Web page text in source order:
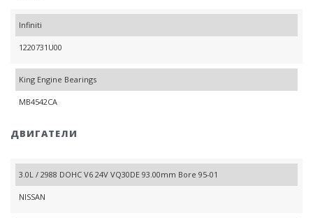
Infiniti
1220731U00
King Engine Bearings
MB4542CA
ДВИГАТЕЛИ
3.0L / 2988 DOHC V6 24V VQ30DE 93.00mm Bore 95-01
NISSAN